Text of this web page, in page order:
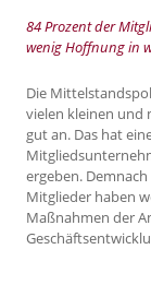
84 Prozent der
wenig Hoffnung in
Die
vielen kleinen und
gut an. Das hat
ergeben.
Mitglieder haben
Maßnahmen der